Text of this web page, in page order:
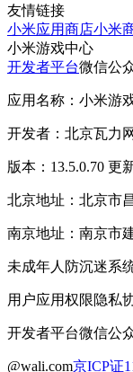
友情链接
小米应用商店小米
小米游戏中心
开发者平台微信公
应用名称：小米游
开发者：北京瓦力
版本：13.5.0.70 更
北京地址：北京市
南京地址：南京市
未成年人防沉迷系
用户应用权限隐私
开发者平台微信公
@wali.com京ICP证